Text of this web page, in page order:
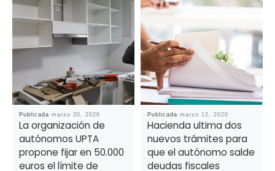
Publicada marzo 30, 2026
La organización de
autónomos UPTA
propone fijar en 50.000
euros el límite de
Publicada marzo 12, 2020
Hacienda ultima dos
nuevos trámites para
que el autónomo salde
deudas fiscales